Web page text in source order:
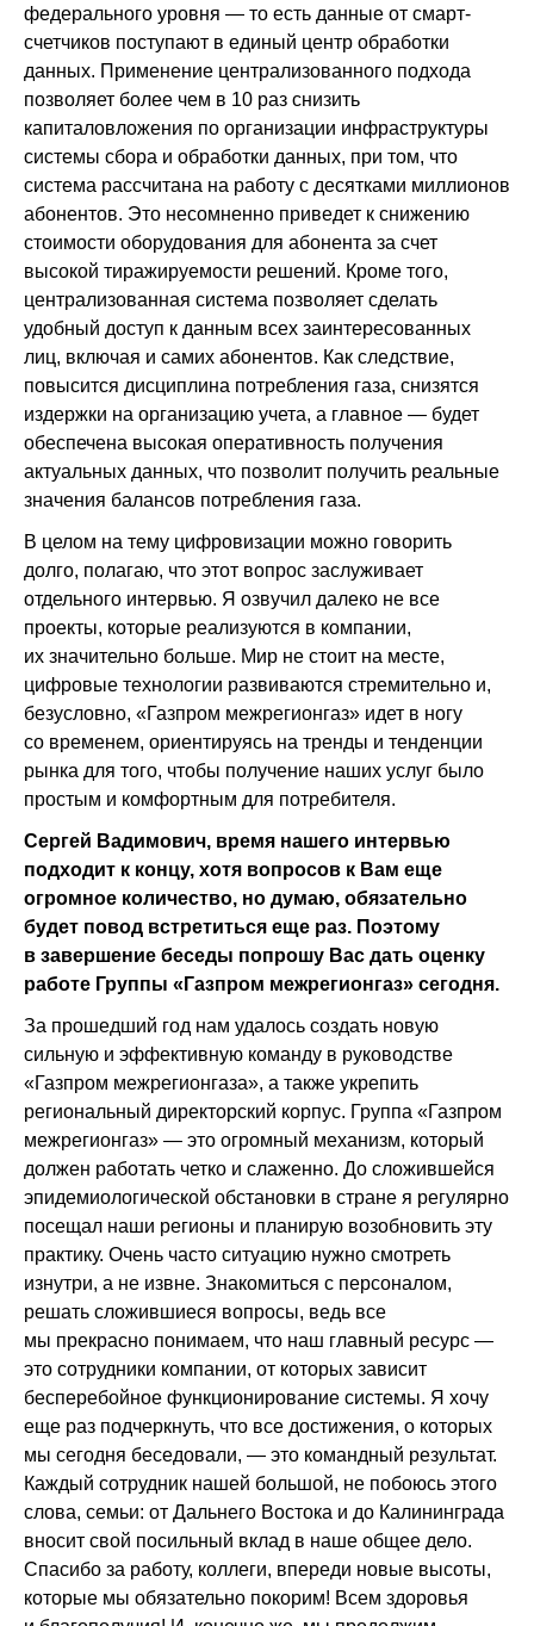
федерального уровня — то есть данные от смарт-
счетчиков поступают в единый центр обработки
данных. Применение централизованного подхода
позволяет более чем в 10 раз снизить
капиталовложения по организации инфраструктуры
системы сбора и обработки данных, при том, что
система рассчитана на работу с десятками миллионов
абонентов. Это несомненно приведет к снижению
стоимости оборудования для абонента за счет
высокой тиражируемости решений. Кроме того,
централизованная система позволяет сделать
удобный доступ к данным всех заинтересованных
лиц, включая и самих абонентов. Как следствие,
повысится дисциплина потребления газа, снизятся
издержки на организацию учета, а главное — будет
обеспечена высокая оперативность получения
актуальных данных, что позволит получить реальные
значения балансов потребления газа.
В целом на тему цифровизации можно говорить
долго, полагаю, что этот вопрос заслуживает
отдельного интервью. Я озвучил далеко не все
проекты, которые реализуются в компании,
их значительно больше. Мир не стоит на месте,
цифровые технологии развиваются стремительно и,
безусловно, «Газпром межрегионгаз» идет в ногу
со временем, ориентируясь на тренды и тенденции
рынка для того, чтобы получение наших услуг было
простым и комфортным для потребителя.
Сергей Вадимович, время нашего интервью
подходит к концу, хотя вопросов к Вам еще
огромное количество, но думаю, обязательно
будет повод встретиться еще раз. Поэтому
в завершение беседы попрошу Вас дать оценку
работе Группы «Газпром межрегионгаз» сегодня.
За прошедший год нам удалось создать новую
сильную и эффективную команду в руководстве
«Газпром межрегионгаза», а также укрепить
региональный директорский корпус. Группа «Газпром
межрегионгаз» — это огромный механизм, который
должен работать четко и слаженно. До сложившейся
эпидемиологической обстановки в стране я регулярно
посещал наши регионы и планирую возобновить эту
практику. Очень часто ситуацию нужно смотреть
изнутри, а не извне. Знакомиться с персоналом,
решать сложившиеся вопросы, ведь все
мы прекрасно понимаем, что наш главный ресурс —
это сотрудники компании, от которых зависит
бесперебойное функционирование системы. Я хочу
еще раз подчеркнуть, что все достижения, о которых
мы сегодня беседовали, — это командный результат.
Каждый сотрудник нашей большой, не побоюсь этого
слова, семьи: от Дальнего Востока и до Калининграда
вносит свой посильный вклад в наше общее дело.
Спасибо за работу, коллеги, впереди новые высоты,
которые мы обязательно покорим! Всем здоровья